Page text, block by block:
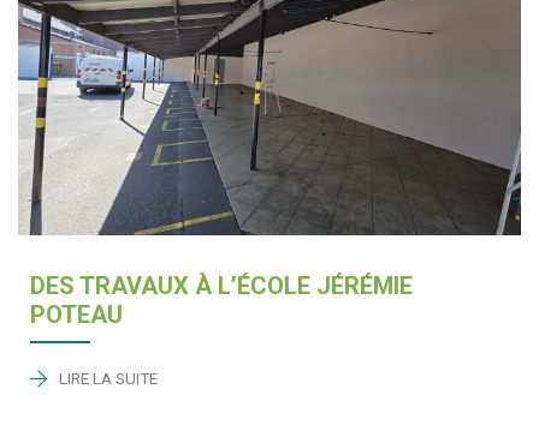
DES TRAVAUX À L’ÉCOLE JÉRÉMIE
POTEAU
LIRE LA SUITE